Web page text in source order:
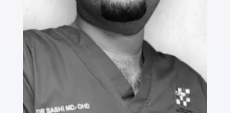
berdedikasi dalam memacu perubahan
pasaran penjagaan kesihatan primer
dengan teknologi.